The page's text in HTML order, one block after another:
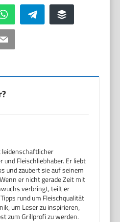
WhatsApp Telegram Buffer
Email
leidenschaftlicher
und Fleischliebhaber. Er liebt
und zaubert sie auf seinem
er nicht gerade Zeit mit
verbringt, teilt er
rund um Fleischqualität
um Leser zu inspirieren,
zum Grillprofi zu werden.